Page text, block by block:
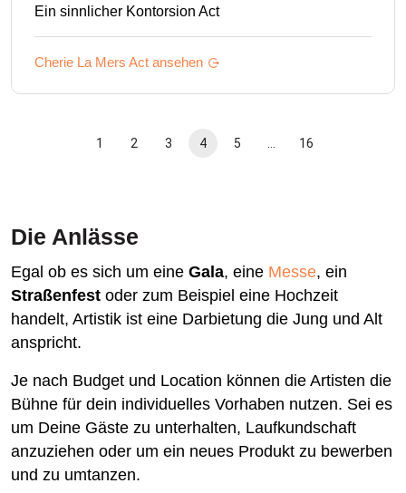
Ein sinnlicher Kontorsion Act
Cherie La Mers Act ansehen
1 2 3 4 5 … 16
Die Anlässe
Egal ob es sich um eine Gala, eine Messe, ein
Straßenfest oder zum Beispiel eine Hochzeit
handelt, Artistik ist eine Darbietung die Jung und Alt
anspricht.
Je nach Budget und Location können die Artisten die
Bühne für dein individuelles Vorhaben nutzen. Sei es
um Deine Gäste zu unterhalten, Laufkundschaft
anzuziehen oder um ein neues Produkt zu bewerben
und zu umtanzen.